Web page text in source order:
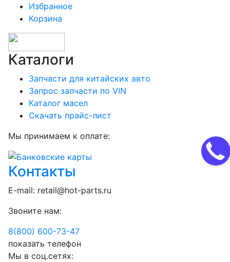
Избранное
Корзина
Каталоги
Запчасти для китайских авто
Запрос запчасти по VIN
Каталог масел
Скачать прайс-лист
Мы принимаем к оплате:
Контакты
E-mail: retail@hot-parts.ru
Звоните нам:
8(800) 600-73-47
показать телефон
Мы в соц.сетях: